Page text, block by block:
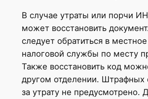
В случае утраты или порчи
может восстановить
следует обратиться в
налоговой службы по месту
Также восстановить код
другом отделении. Штрафных
за утрату не предусмотрено.